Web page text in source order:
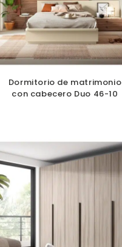
Dormitorio de matrimonio
con cabecero Duo 46-10